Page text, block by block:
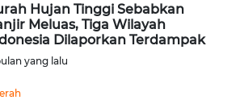
Hujan Tinggi Sebabkan
Meluas, Tiga Wilayah
Dilaporkan Terdampak
yang lalu